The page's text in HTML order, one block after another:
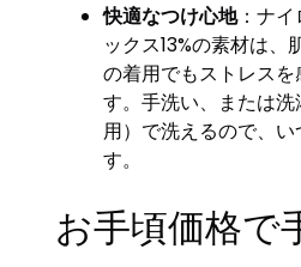
快適なつけ心地：ナイ
ックス13%の素材は、
の着用でもストレス
す。手洗い、または
用）で洗えるので、
す。
お手頃価格で